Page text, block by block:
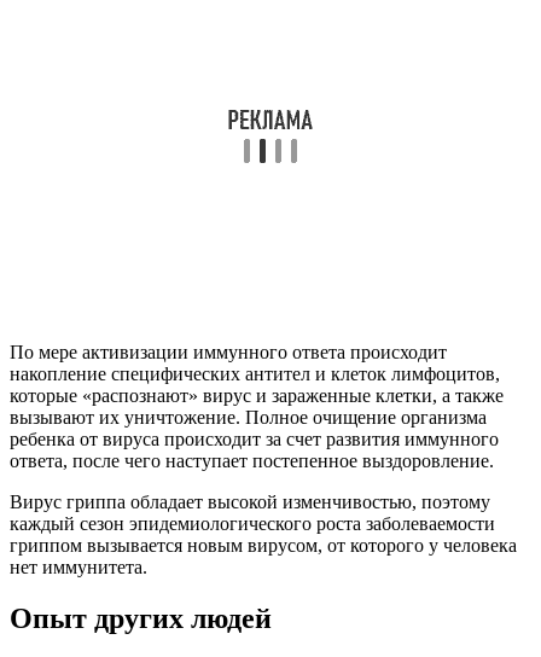
По мере активизации иммунного ответа происходит
накопление специфических антител и клеток лимфоцитов,
которые «распознают» вирус и зараженные клетки, а также
вызывают их уничтожение. Полное очищение организма
ребенка от вируса происходит за счет развития иммунного
ответа, после чего наступает постепенное выздоровление.
Вирус гриппа обладает высокой изменчивостью, поэтому
каждый сезон эпидемиологического роста заболеваемости
гриппом вызывается новым вирусом, от которого у человека
нет иммунитета.
Опыт других людей